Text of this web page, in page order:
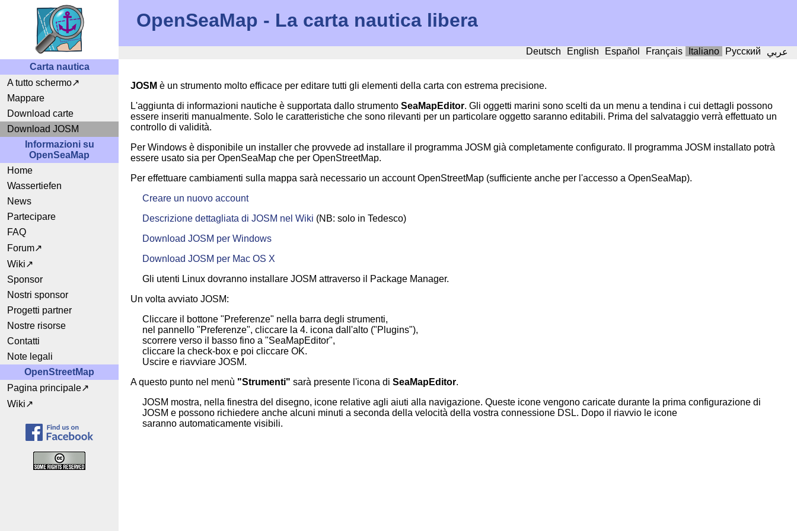
OpenSeaMap - La carta nautica libera
Deutsch English Español Français Italiano Русский
عربي
Carta nautica
A tutto schermo
Mappare
Download carte
Download JOSM
Informazioni su
OpenSeaMap
Home
Wassertiefen
News
Partecipare
FAQ
Forum
Wiki
Sponsor
Nostri sponsor
Progetti partner
Nostre risorse
Contatti
Note legali
OpenStreetMap
Pagina principale
Wiki
JOSM è un strumento molto efficace per editare tutti gli elementi della carta con estrema precisione.
L'aggiunta di informazioni nautiche è supportata dallo strumento SeaMapEditor. Gli oggetti marini sono scelti da un menu a tendina i cui dettagli possono
essere inseriti manualmente. Solo le caratteristiche che sono rilevanti per un particolare oggetto saranno editabili. Prima del salvataggio verrà effettuato un
controllo di validità.
Per Windows è disponibile un installer che provvede ad installare il programma JOSM già completamente configurato. Il programma JOSM installato potrà
essere usato sia per OpenSeaMap che per OpenStreetMap.
Per effettuare cambiamenti sulla mappa sarà necessario un account OpenStreetMap (sufficiente anche per l'accesso a OpenSeaMap).
Creare un nuovo account
Descrizione dettagliata di JOSM nel Wiki (NB: solo in Tedesco)
Download JOSM per Windows
Download JOSM per Mac OS X
Gli utenti Linux dovranno installare JOSM attraverso il Package Manager.
Un volta avviato JOSM:
Cliccare il bottone "Preferenze" nella barra degli strumenti,
nel pannello "Preferenze", cliccare la 4. icona dall'alto ("Plugins"),
scorrere verso il basso fino a "SeaMapEditor",
cliccare la check-box e poi cliccare OK.
Uscire e riavviare JOSM.
A questo punto nel menù "Strumenti" sarà presente l'icona di SeaMapEditor.
JOSM mostra, nella finestra del disegno, icone relative agli aiuti alla navigazione. Queste icone vengono caricate durante la prima configurazione di
JOSM e possono richiedere anche alcuni minuti a seconda della velocità della vostra connessione DSL. Dopo il riavvio le icone
saranno automaticamente visibili.